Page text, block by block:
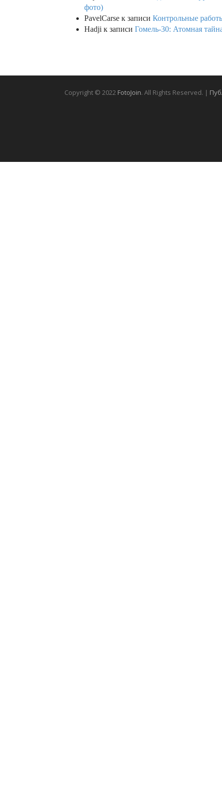
фото)
PavelCarse к записи Контрольные
Hadji к записи Гомель-30: Атомная
Copyright © 2022 FotoJoin. All Rights Reserved. |